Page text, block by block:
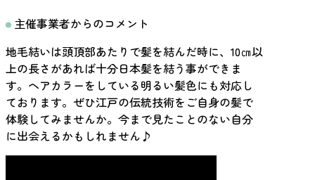
主催事業者からのコメント
地毛結いは頭頂部あたりで髪を結んだ時に、10㎝以
上の長さがあれば十分日本髪を結う事ができま
す。ヘアカラーをしている明るい髪色にも対応し
ております。ぜひ江戸の伝統技術をご自身の髪で
体験してみませんか。今まで見たことのない自分
に出会えるかもしれません♪